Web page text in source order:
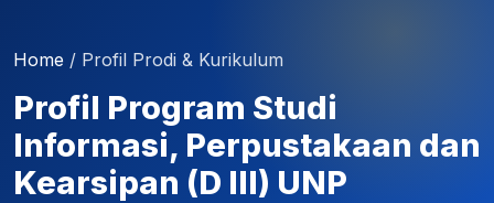
Home / Profil Prodi & Kurikulum
Profil Program Studi
Informasi, Perpustakaan dan
Kearsipan (D III) UNP